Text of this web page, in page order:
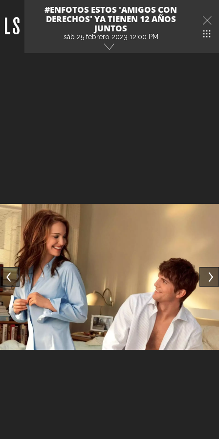
#ENFOTOS ESTOS 'AMIGOS CON
DERECHOS' YA TIENEN 12 AÑOS
JUNTOS
sáb 25 febrero 2023 12:00 PM